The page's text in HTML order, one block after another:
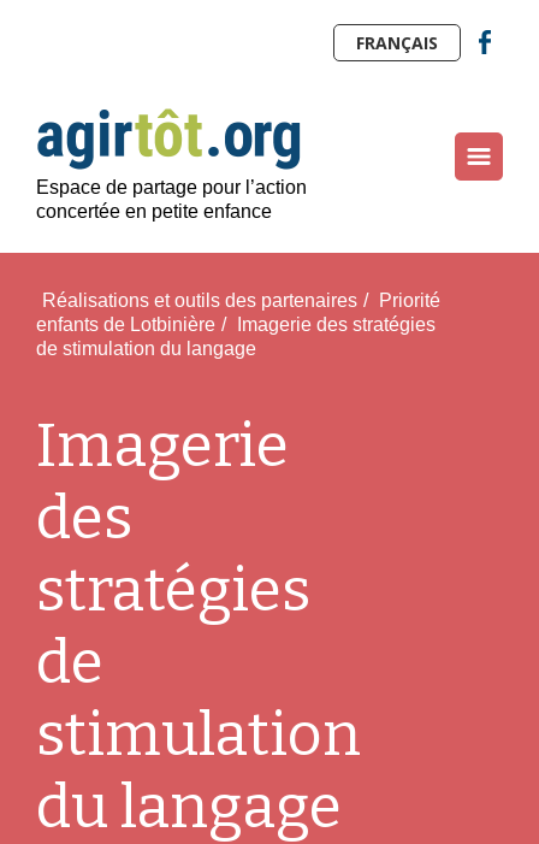
Espace de partage pour l’action
concertée en petite enfance
FRANÇAIS
Réalisations et outils des partenaires /
Priorité
enfants de Lotbinière /
Imagerie des stratégies
de stimulation du langage
Imagerie
des
stratégies
de
stimulation
du langage